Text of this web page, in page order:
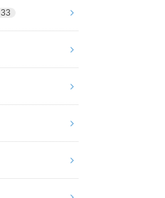
33